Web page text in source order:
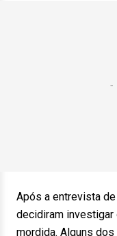
Após a entrevista
decidiram investigar
mordida. Alguns